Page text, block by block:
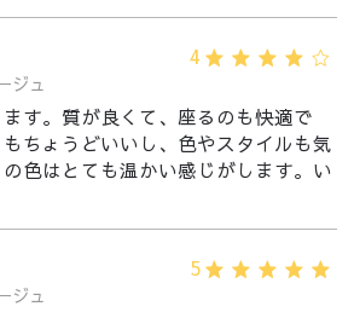
4
ジュ
す。質が良くて、座るのも快適で
ちょうどいいし、色やスタイルも気
色はとても温かい感じがします。い
5
ジュ